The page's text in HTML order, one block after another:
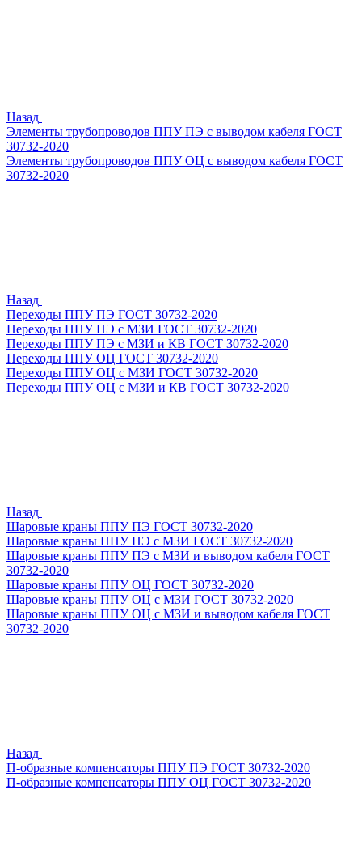
Назад
Элементы трубопроводов ППУ ПЭ с выводом кабеля ГОСТ
30732-2020
Элементы трубопроводов ППУ ОЦ с выводом кабеля ГОСТ
30732-2020
Назад
Переходы ППУ ПЭ ГОСТ 30732-2020
Переходы ППУ ПЭ с МЗИ ГОСТ 30732-2020
Переходы ППУ ПЭ с МЗИ и КВ ГОСТ 30732-2020
Переходы ППУ ОЦ ГОСТ 30732-2020
Переходы ППУ ОЦ с МЗИ ГОСТ 30732-2020
Переходы ППУ ОЦ с МЗИ и КВ ГОСТ 30732-2020
Назад
Шаровые краны ППУ ПЭ ГОСТ 30732-2020
Шаровые краны ППУ ПЭ с МЗИ ГОСТ 30732-2020
Шаровые краны ППУ ПЭ с МЗИ и выводом кабеля ГОСТ
30732-2020
Шаровые краны ППУ ОЦ ГОСТ 30732-2020
Шаровые краны ППУ ОЦ с МЗИ ГОСТ 30732-2020
Шаровые краны ППУ ОЦ с МЗИ и выводом кабеля ГОСТ
30732-2020
Назад
П-образные компенсаторы ППУ ПЭ ГОСТ 30732-2020
П-образные компенсаторы ППУ ОЦ ГОСТ 30732-2020